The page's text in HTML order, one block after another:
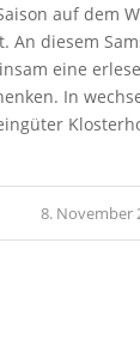
auf dem
An diesem
eine
In
8. November